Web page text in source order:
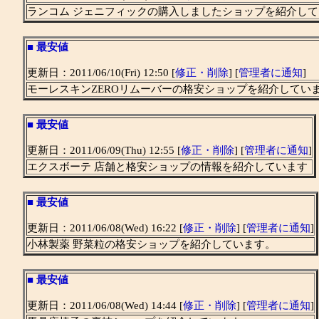
ランコム ジェニフィックの購入しましたショップを紹介して
■ 最安値
更新日：2011/06/10(Fri) 12:50 [修正・削除] [管理者に通知]
モーレスキンZEROリムーバーの格安ショップを紹介していま
■ 最安値
更新日：2011/06/09(Thu) 12:55 [修正・削除] [管理者に通知]
エクスボーテ 店舗と格安ショップの情報を紹介しています
■ 最安値
更新日：2011/06/08(Wed) 16:22 [修正・削除] [管理者に通知]
小林製薬 野菜粒の格安ショップを紹介しています。
■ 最安値
更新日：2011/06/08(Wed) 14:44 [修正・削除] [管理者に通知]